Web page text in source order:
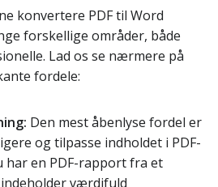
konvertere PDF til Word
forskellige områder, både
Lad os se nærmere på
fordele:
Den mest åbenlyse fordel er
og tilpasse indholdet i PDF-
har en PDF-rapport fra et
værdifuld